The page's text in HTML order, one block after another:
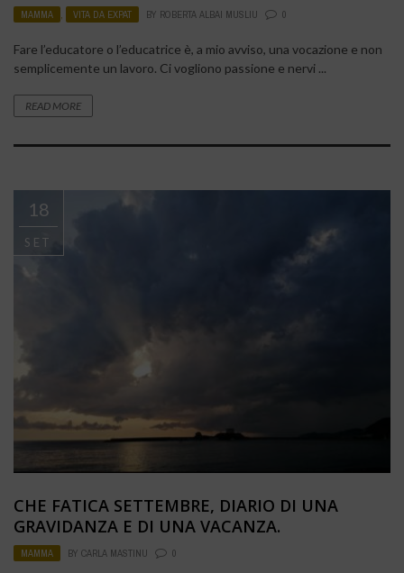
MAMMA , VITA DA EXPAT BY ROBERTA ALBAI MUSLIU 0
Fare l’educatore o l’educatrice è, a mio avviso, una vocazione e non
semplicemente un lavoro. Ci vogliono passione e nervi ...
READ MORE
18
SET
CHE FATICA SETTEMBRE, DIARIO DI UNA
GRAVIDANZA E DI UNA VACANZA.
MAMMA BY CARLA MASTINU 0